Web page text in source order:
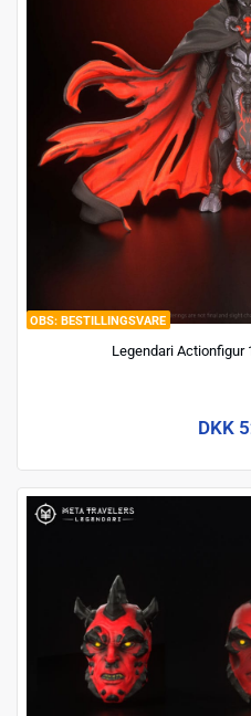
BESTILLINGSVARE
Legendari Actionfigur
DKK